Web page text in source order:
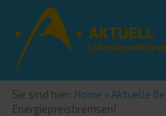
Sie sind hier: Home » Aktuelle
Energiepreisbremsen!